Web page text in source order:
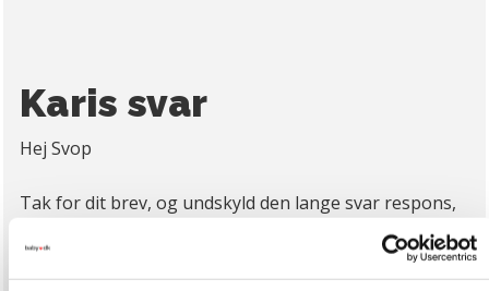
Karis svar
Hej Svop
Tak for dit brev, og undskyld den lange svar respons,
Jeg forstår din usikkerhed, det kan synes
mærkværdigt når en baby sover fint i liggende stilling